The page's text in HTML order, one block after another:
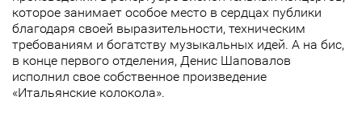
которое занимает особое место в сердцах публики
благодаря своей выразительности, техническим
требованиям и богатству музыкальных идей. А на бис,
в конце первого отделения, Денис Шаповалов
исполнил свое собственное произведение
«Итальянские колокола».